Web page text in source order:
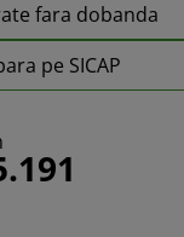
fara dobanda
pe SICAP